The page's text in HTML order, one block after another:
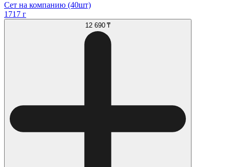
Сет на компанию (40шт)
1717 г
12 690 ₸